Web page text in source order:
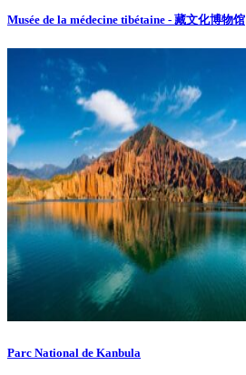
Musée de la médecine tibétaine - 藏文化博物馆
Parc National de Kanbula